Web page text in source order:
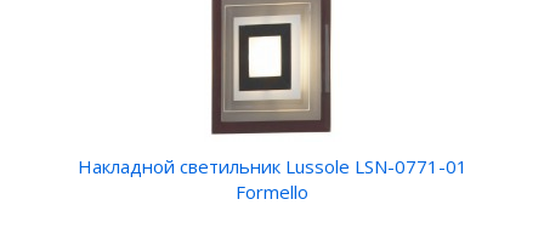
Накладной светильник Lussole LSN-0771-01
Formello